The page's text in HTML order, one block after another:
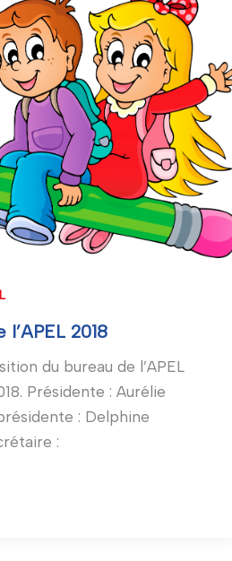
2018
du bureau de l’APEL
Présidente : Aurélie
: Delphine
: